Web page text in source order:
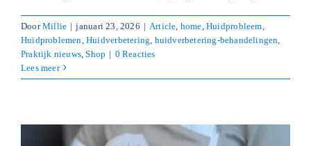
DoorMillie | januari 23, 2026 | Article home ,Huidprobleem
Huidproblemen ,Huidverbetering huidverbetering-behandelingen
Praktijk nieuws ,Shop | 0 Reacties
Lees meer